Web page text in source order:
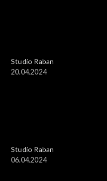
Studio Raban
20.04.2024
Studio Raban
06.04.2024